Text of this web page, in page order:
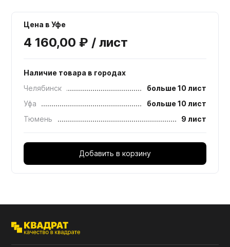
Цена в Уфе
4 160,00 ₽ / лист
Наличие товара в городах
Челябинск
больше 10 лист
Уфа
больше 10 лист
Тюмень
9 лист
Добавить в корзину